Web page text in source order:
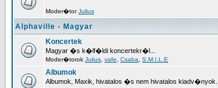
Moder�torJulius
Alphaville - Magyar
Koncertek
Magyar �s k�lf�ldi koncertekr�l...
Moder�torok Julius vafe Csaba S.M.I.L.E
Albumok
Albumok, Maxik, hivatalos �s nem hivatalos kiadv�nyok...